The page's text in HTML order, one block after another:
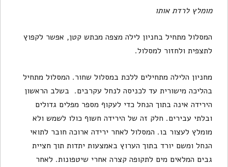
מומלץ לרדת אותו
המסלול מתחיל בחניון לילה מצפה מכתש קטן, אפשר לקפוץ
לתצפית ולחזור למסלול.
מחניון הלילה מתחילים ללכת במסלול שחור. המסלול מתחיל
בהליכה מישורית עד לכניסה לנחל עקרבים. בשלב הראשון
הירידה אינה בתוך הנחל כדי לעקוף מספר מפלים גדולים
ובלתי עבירים. חלק זה של הירידה חשוף כולו לשמש ולא
מומלץ לעצור בו. המסלול לאחר ירידה ארוכה חובר לתואי
הנחל ומשם יורד בתוך הערוץ באמצעות יתדות תוך חציית
גבים המלאים מים לתקופה קצרה אחרי שיטפונות. לאחר